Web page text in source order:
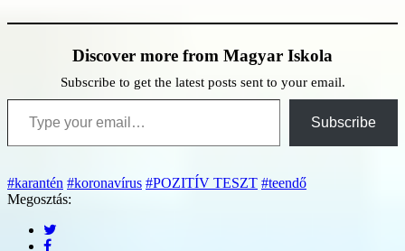
Discover more from Magyar Iskola
Subscribe to get the latest posts sent to your email.
Type your email…
Subscribe
#karantén #koronavírus #POZITÍV TESZT #teendő
Megosztás: